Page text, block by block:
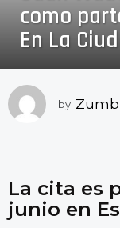
o
s
g
o
s
a
como
En La
by
La cita es
junio en